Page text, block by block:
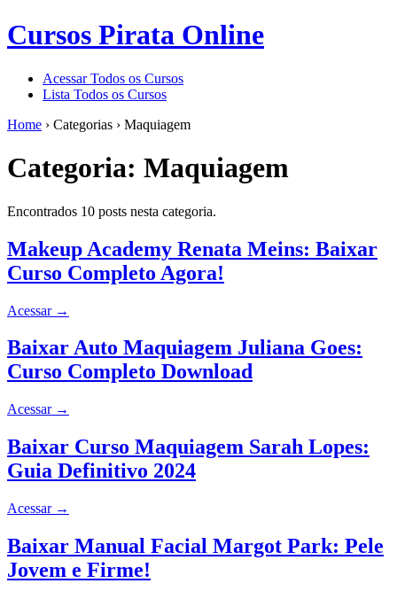
Cursos Pirata Online
Acessar Todos os Cursos
Lista Todos os Cursos
Home › Categorias › Maquiagem
Categoria: Maquiagem
Encontrados 10 posts nesta categoria.
Makeup Academy Renata Meins: Baixar
Curso Completo Agora!
Acessar →
Baixar Auto Maquiagem Juliana Goes:
Curso Completo Download
Acessar →
Baixar Curso Maquiagem Sarah Lopes:
Guia Definitivo 2024
Acessar →
Baixar Manual Facial Margot Park: Pele
Jovem e Firme!